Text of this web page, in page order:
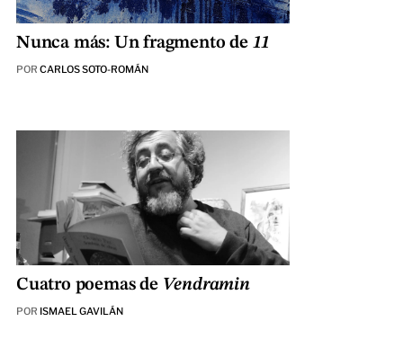
Nunca más: Un fragmento de 11
POR CARLOS SOTO-ROMÁN
Cuatro poemas de Vendramin
POR ISMAEL GAVILÁN